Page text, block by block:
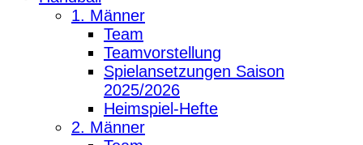
1. Männer
Team
Teamvorstellung
Spielansetzungen Saison
2025/2026
Heimspiel-Hefte
2. Männer